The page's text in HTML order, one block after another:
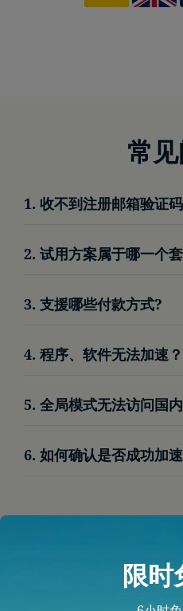
限时
常
1. 收不到注册邮箱验证
重新发送并等待片刻
2. 试用方案属于哪一个
3. 支援哪些付款方式?
验。
4. 程序、软件无法加速？
开启程序。
5. 全局模式无法访问国
内网络，避免使用者所在
6. 如何确认是否成功加
功。